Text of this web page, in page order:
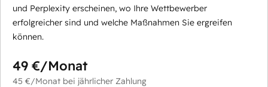
und Perplexity erscheinen, wo Ihre Wettbewerber
erfolgreicher sind und welche Maßnahmen Sie ergreifen
können.
49 €/Monat
45 €/Monat bei jährlicher Zahlung